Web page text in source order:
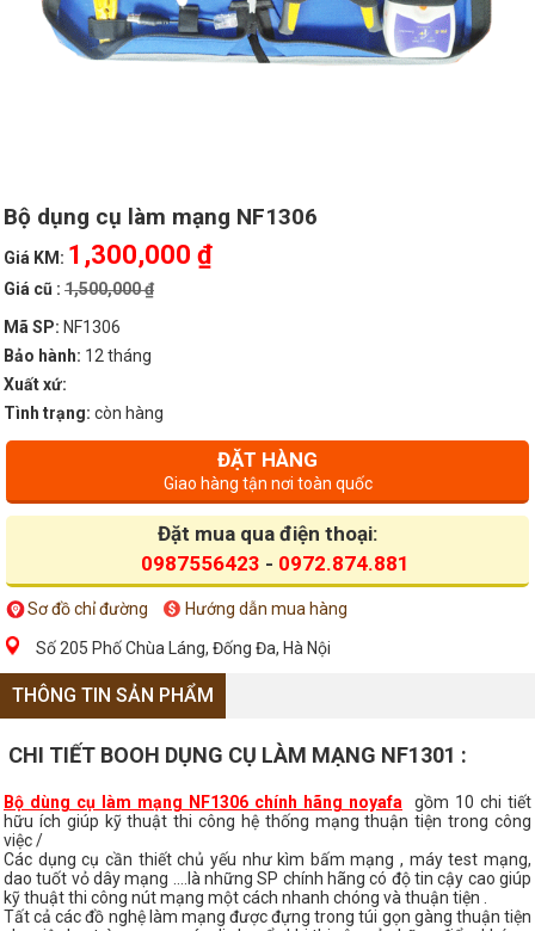
Bộ dụng cụ làm mạng NF1306
Giá KM: 1,300,000 ₫
Giá cũ : 1,500,000 ₫
Mã SP: NF1306
Bảo hành: 12 tháng
Xuất xứ:
Tình trạng: còn hàng
ĐẶT HÀNG
Giao hàng tận nơi toàn quốc
Đặt mua qua điện thoại:
0987556423 - 0972.874.881
Sơ đồ chỉ đường Hướng dẫn mua hàng
Số 205 Phố Chùa Láng, Đống Đa, Hà Nội
THÔNG TIN SẢN PHẨM
CHI TIẾT BOOH DỤNG CỤ LÀM MẠNG NF1301 :
Bộ dùng cụ làm mạng NF1306 chính hãng noyafa gồm 10 chi tiết
hữu ích giúp kỹ thuật thi công hệ thống mạng thuận tiện trong công
việc /
Các dụng cụ cần thiết chủ yếu như kìm bấm mạng , máy test mạng,
dao tuốt vỏ dây mạng ....là những SP chính hãng có độ tin cậy cao giúp
kỹ thuật thi công nút mạng một cách nhanh chóng và thuận tiện .
Tất cả các đồ nghệ làm mạng được đựng trong túi gọn gàng thuận tiện